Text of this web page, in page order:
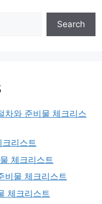
Search
차와 준비물 체크리스
리스트
체크리스트
비물 체크리스트
체크리스트